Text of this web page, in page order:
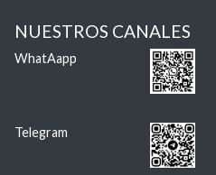
NUESTROS CANALES
WhatAapp
Telegram